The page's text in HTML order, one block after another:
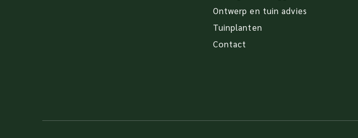
Ontwerp en tuin advies
Tuinplanten
Contact